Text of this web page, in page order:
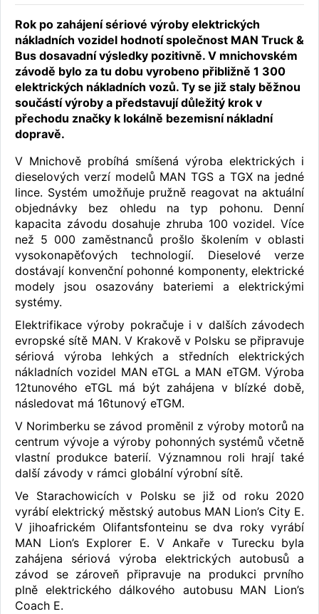
Rok po zahájení sériové výroby elektrických
nákladních vozidel hodnotí společnost MAN Truck &
Bus dosavadní výsledky pozitivně. V mnichovském
závodě bylo za tu dobu vyrobeno přibližně 1 300
elektrických nákladních vozů. Ty se již staly běžnou
součástí výroby a představují důležitý krok v
přechodu značky k lokálně bezemisní nákladní
dopravě.
V Mnichově probíhá smíšená výroba elektrických i
dieselových verzí modelů MAN TGS a TGX na jedné
lince. Systém umožňuje pružně reagovat na aktuální
objednávky bez ohledu na typ pohonu. Denní
kapacita závodu dosahuje zhruba 100 vozidel. Více
než 5 000 zaměstnanců prošlo školením v oblasti
vysokonapěťových technologií. Dieselové verze
dostávají konvenční pohonné komponenty, elektrické
modely jsou osazovány bateriemi a elektrickými
systémy.
Elektrifikace výroby pokračuje i v dalších závodech
evropské sítě MAN. V Krakově v Polsku se připravuje
sériová výroba lehkých a středních elektrických
nákladních vozidel MAN eTGL a MAN eTGM. Výroba
12tunového eTGL má být zahájena v blízké době,
následovat má 16tunový eTGM.
V Norimberku se závod proměnil z výroby motorů na
centrum vývoje a výroby pohonných systémů včetně
vlastní produkce baterií. Významnou roli hrají také
další závody v rámci globální výrobní sítě.
Ve Starachowicích v Polsku se již od roku 2020
vyrábí elektrický městský autobus MAN Lion’s City E.
V jihoafrickém Olifantsfonteinu se dva roky vyrábí
MAN Lion’s Explorer E. V Ankaře v Turecku byla
zahájena sériová výroba elektrických autobusů a
závod se zároveň připravuje na produkci prvního
plně elektrického dálkového autobusu MAN Lion’s
Coach E.